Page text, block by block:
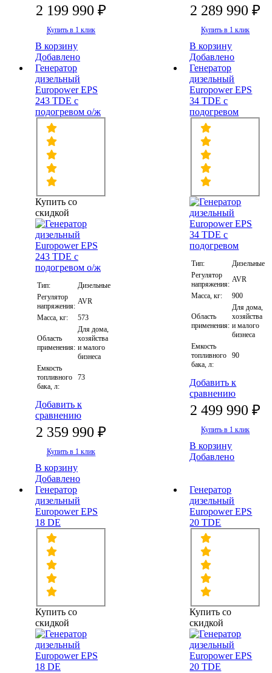
2 199 990 ₽
Купить в 1 клик
В корзину
Добавлено
2 289 990 ₽
Купить в 1 клик
В корзину
Добавлено
Генератор
дизельный
Europower EPS
243 TDE с
подогревом о/ж
Купить со
скидкой
Тип:
Дизельные
Регулятор
напряжения:
AVR
Масса, кг:
573
Область
применения:
Для дома,
хозяйства
и малого
бизнеса
Емкость
топливного
бака, л:
73
Добавить к
сравнению
2 359 990 ₽
Купить в 1 клик
В корзину
Добавлено
Генератор
дизельный
Europower EPS
34 TDE с
подогревом
Тип:
Дизельные
Регулятор
напряжения:
AVR
Масса, кг:
900
Область
применения:
Для дома,
хозяйства
и малого
бизнеса
Емкость
топливного
бака, л:
90
Добавить к
сравнению
2 499 990 ₽
Купить в 1 клик
В корзину
Добавлено
Генератор
дизельный
Europower EPS
18 DE
Купить со
скидкой
Генератор
дизельный
Europower EPS
20 TDE
Купить со
скидкой